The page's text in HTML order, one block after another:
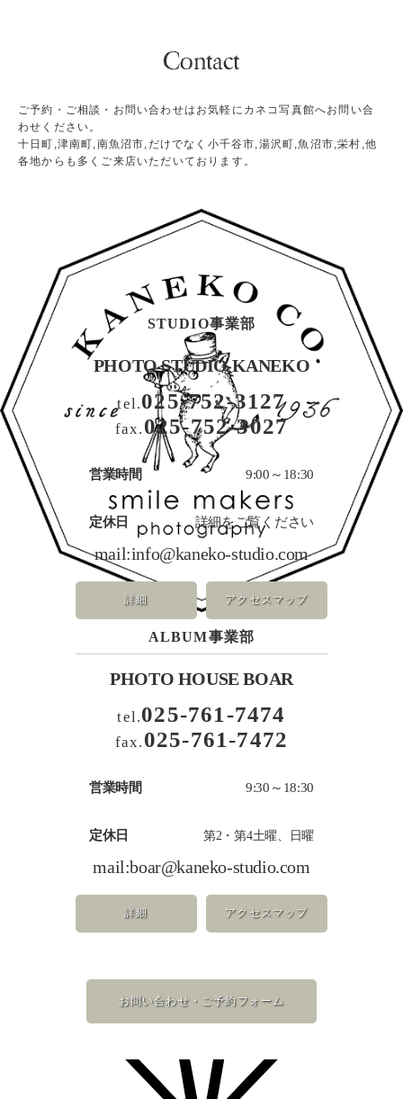
ご予約・ご相談・お問い合わせはお気軽にカネコ写真館へお問い合
わせください。
十日町,津南町,南魚沼市,だけでなく小千谷市,湯沢町,魚沼市,栄村,他
各地からも多くご来店いただいております。
STUDIO事業部
PHOTO STUDIO KANEKO
tel.025-752-3127
fax. 025-752-3027
営業時間 9:00～18:30
定休日 詳細をご覧ください
mail:info@kaneko-studio.com
詳細 アクセスマップ
ALBUM事業部
PHOTO HOUSE BOAR
tel.025-761-7474
fax. 025-761-7472
営業時間 9:30～18:30
定休日 第2・第4土曜、日曜
mail:boar@kaneko-studio.com
詳細 アクセスマップ
お問い合わせ・ご予約フォーム